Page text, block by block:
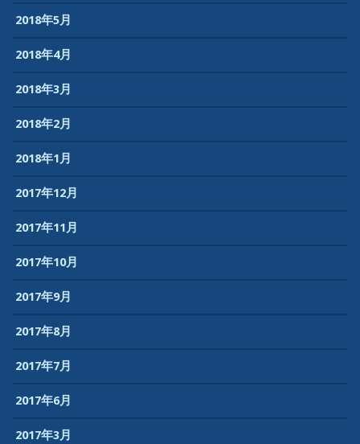
2018年5月
2018年4月
2018年3月
2018年2月
2018年1月
2017年12月
2017年11月
2017年10月
2017年9月
2017年8月
2017年7月
2017年6月
2017年3月